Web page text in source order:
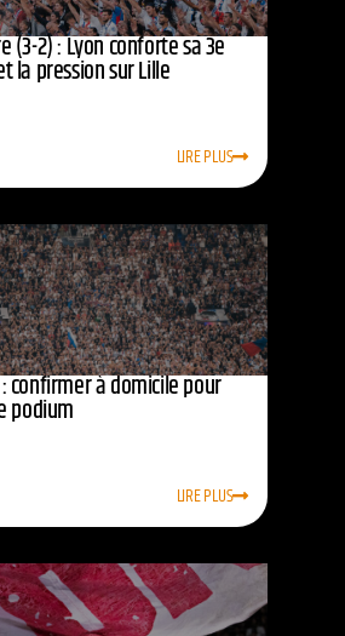
(3-2) : Lyon conforte sa 3e
la pression sur Lille
LIRE PLUS
confirmer à domicile pour
podium
LIRE PLUS